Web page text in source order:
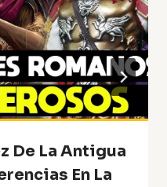
De La Antigua
En La